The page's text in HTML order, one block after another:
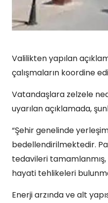
Valilikten yapılan
çalışmaların koordine
Vatandaşlara zelzele
uyarılan açıklamada,
“Şehir genelinde
bedellendirilmektedir.
tedavileri tamamlanmış,
hayati tehlikeleri
Enerji arzında ve alt